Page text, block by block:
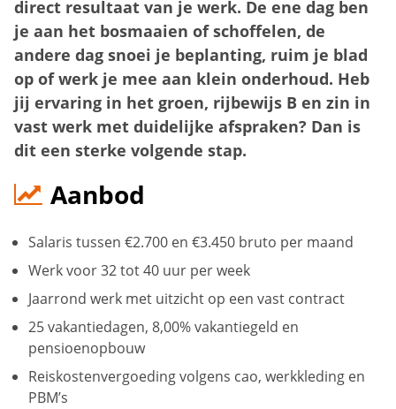
direct resultaat van je werk. De ene dag ben
je aan het bosmaaien of schoffelen, de
andere dag snoei je beplanting, ruim je blad
op of werk je mee aan klein onderhoud. Heb
jij ervaring in het groen, rijbewijs B en zin in
vast werk met duidelijke afspraken? Dan is
dit een sterke volgende stap.
Aanbod
Salaris tussen €2.700 en €3.450 bruto per maand
Werk voor 32 tot 40 uur per week
Jaarrond werk met uitzicht op een vast contract
25 vakantiedagen, 8,00% vakantiegeld en
pensioenopbouw
Reiskostenvergoeding volgens cao, werkkleding en
PBM’s